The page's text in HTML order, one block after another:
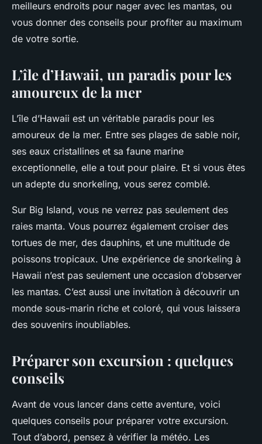
meilleurs endroits pour nager avec les mantas, ou
vous donner des conseils pour profiter au maximum
de votre sortie.
L’île d’Hawaii, un paradis pour les
amoureux de la mer
L’île d’Hawaii est un véritable paradis pour les
amoureux de la mer. Entre ses plages de sable noir,
ses eaux cristallines et sa faune marine
exceptionnelle, elle a tout pour plaire. Et si vous êtes
un adepte du snorkeling, vous serez comblé.
Sur Big Island, vous ne verrez pas seulement des
raies manta. Vous pourrez également croiser des
tortues de mer, des dauphins, et une multitude de
poissons tropicaux. Une expérience de snorkeling à
Hawaii n’est pas seulement une occasion d’observer
les mantas. C’est aussi une invitation à découvrir un
monde sous-marin riche et coloré, qui vous laissera
des souvenirs inoubliables.
Préparer son excursion : quelques
conseils
Avant de vous lancer dans cette aventure, voici
quelques conseils pour préparer votre excursion.
Tout d’abord, pensez à vérifier la météo. Les